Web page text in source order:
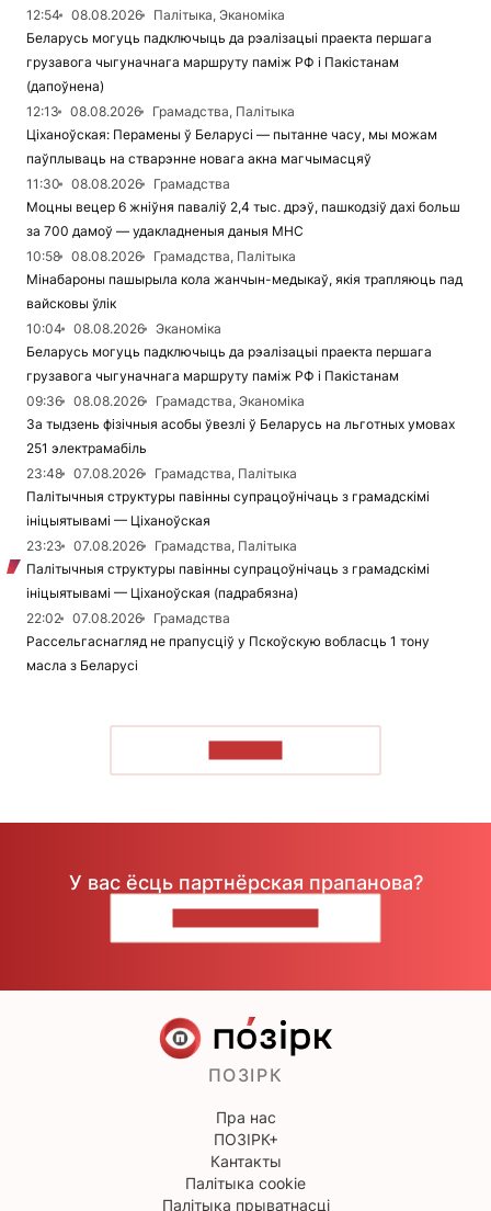
12:54
08.08.2026
Палітыка, Эканоміка
Беларусь могуць падключыць да рэалізацыі праекта першага
грузавога чыгуначнага маршруту паміж РФ і Пакістанам
(дапоўнена)
12:13
08.08.2026
Грамадства, Палітыка
Ціханоўская: Перамены ў Беларусі — пытанне часу, мы можам
паўплываць на стварэнне новага акна магчымасцяў
11:30
08.08.2026
Грамадства
Моцны вецер 6 жніўня паваліў 2,4 тыс. дрэў, пашкодзіў дахі больш
за 700 дамоў — удакладненыя даныя МНС
10:58
08.08.2026
Грамадства, Палітыка
Мінабароны пашырыла кола жанчын-медыкаў, якія трапляюць пад
вайсковы ўлік
10:04
08.08.2026
Эканоміка
Беларусь могуць падключыць да рэалізацыі праекта першага
грузавога чыгуначнага маршруту паміж РФ і Пакістанам
09:36
08.08.2026
Грамадства, Эканоміка
За тыдзень фізічныя асобы ўвезлі ў Беларусь на льготных умовах
251 электрамабіль
23:48
07.08.2026
Грамадства, Палітыка
Палітычныя структуры павінны супрацоўнічаць з грамадскімі
ініцыятывамі — Ціханоўская
23:23
07.08.2026
Грамадства, Палітыка
Палітычныя структуры павінны супрацоўнічаць з грамадскімі
ініцыятывамі — Ціханоўская (падрабязна)
22:02
07.08.2026
Грамадства
Рассельгаснагляд не прапусціў у Пскоўскую вобласць 1 тону
масла з Беларусі
У вас ёсць партнёрская прапанова?
ПОЗІРК
Пра нас
ПОЗІРК+
Кантакты
Палітыка cookie
Палітыка прыватнасці